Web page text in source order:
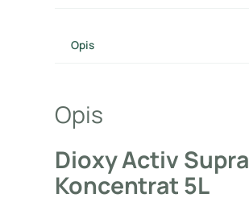
Opis
Opis
Dioxy Activ Supra
Koncentrat 5L